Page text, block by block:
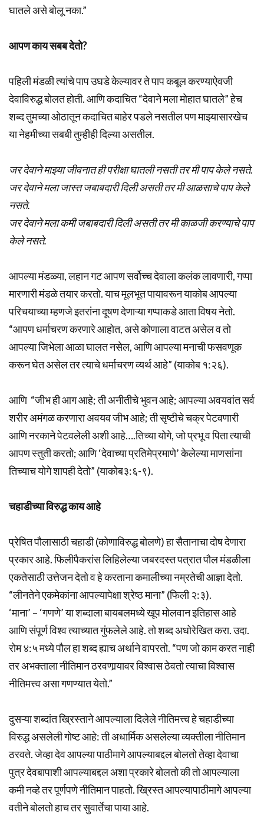
घातले असे बोलू नका.”
आपण काय सबब देतो?
पहिली मंडळी त्यांचे पाप उघडे केल्यावर ते पाप कबूल करण्याऐवजी
देवाविरुद्ध बोलत होती. आणि कदाचित “देवाने मला मोहात घातले” हेच
शब्द तुमच्या ओठातून कदाचित बाहेर पडले नसतील पण माझ्यासारखेच
या नेहमीच्या सबबी तुम्हीही दिल्या असतील.
जर देवाने माझ्या जीवनात ही परीक्षा घातली नसती तर मी पाप केले नसते.
जर देवाने मला जास्त जबाबदारी दिली असती तर मी आळसाचे पाप केले
नसते.
जर देवाने मला कमी जबाबदारी दिली असती तर मी काळजी करण्याचे पाप
केले नसते.
आपल्या मंडळ्या, लहान गट आपण सर्वोच्च देवाला कलंक लावणारी, गप्पा
मारणारी मंडळे तयार करतो. याच मूलभूत पायावरून याकोब आपल्या
परिचयाच्या म्हणजे इतरांना दूषण देणाऱ्या गप्पाकडे आता विषय नेतो.
“आपण धर्माचरण करणारे आहोत, असे कोणाला वाटत असेल व तो
आपल्या जिभेला आळा घालत नसेल, आणि आपल्या मनाची फसवणूक
करून घेत असेल तर त्याचे धर्माचरण व्यर्थ आहे” (याकोब १:२६).
आणि “जीभ ही आग आहे; ती अनीतीचे भुवन आहे; आपल्या अवयवांत सर्व
शरीर अमंगळ करणारा अवयव जीभ आहे; ती सृष्टीचे चक्र पेटवणारी
आणि नरकाने पेटवलेली अशी आहे….तिच्या योगे, जो प्रभू व पिता त्याची
आपण स्तुती करतो; आणि ‘देवाच्या प्रतिमेप्रमाणे’ केलेल्या माणसांना
तिच्याच योगे शापही देतो” (याकोब३:६-९).
चहाडीच्या विरुद्ध काय आहे
प्रेषित पौलासाठी चहाडी (कोणाविरुद्ध बोलणे) हा सैतानाचा दोष देणारा
प्रकार आहे. फिलीपैकरांस लिहिलेल्या जबरदस्त पत्रात पौल मंडळीला
एकतेसाठी उत्तेजन देतो व हे करताना कमालीच्या नम्रतेची आज्ञा देतो.
“लीनतेने एकमेकांना आपल्यापेक्षा श्रेष्ठ माना” (फिली २:३).
‘माना’ – ‘गणणे’ या शब्दाला बायबलमध्ये खूप मोलवान इतिहास आहे
आणि संपूर्ण विश्व त्याच्यात गुंफलेले आहे. तो शब्द अधोरेखित करा. उदा.
रोम ४:५ मध्ये पौल हा शब्द ह्याच अर्थाने वापरतो. “पण जो काम करत नाही
तर अभक्ताला नीतिमान ठरवणार्‍यावर विश्वास ठेवतो त्याचा विश्वास
नीतिमत्त्व असा गणण्यात येतो.”
दुसऱ्या शब्दांत ख्रिस्ताने आपल्याला दिलेले नीतिमत्त्व हे चहाडीच्या
विरुद्ध असलेली गोष्ट आहे: ती अधार्मिक असलेल्या व्यक्तीला नीतिमान
ठरवते. जेव्हा देव आपल्या पाठीमागे आपल्याबद्दल बोलतो तेव्हा देवाचा
पुत्र देवबापाशी आपल्याबद्दल अशा प्रकारे बोलतो की तो आपल्याला
कमी नव्हे तर पूर्णपणे नीतिमान पाहतो. ख्रिस्त आपल्यापाठीमागे आपल्या
वतीने बोलतो हाच तर सुवार्तेचा पाया आहे.